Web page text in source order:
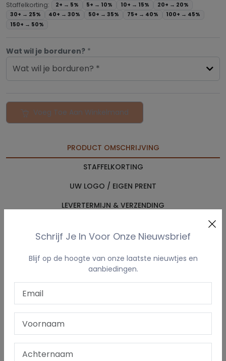
Staffelkorting: 2+ → 5% 5+ → 10% 10+ → 15% 20+ → 20%
30+ → 25% 40+ →30% 50+ →35% 75+ → 40% 100+ → 45%
150+ → 50%
Wat wil je borduren? *
Wat wil je borduren? *
Voeg Toe Aan Winkelmand
PRODUCT OMSCHRIJVING
STAFFELKORTING
UW LOGO / EIGEN PRENT
LEVERTERMIJN & VERZENDING
Licht, trendy & praktisch – gepersonaliseerd rugzakje
uit de Sundae reeks
Deze stijlvolle rugzak uit de zomerseSundae-collectie
ideaal voor kleine uitstappen, school, logeerpartijtjes of als
leuke dagrugzak voor volwassenen.
gecentreerd en perfect zichtbaar.
Hoofdcompartiment met ritssluiting
Voorvak met ritssluiting
Geborduurde voorzijde boven het zakje
Schrijf Je In Voor Onze Nieuwsbrief
Blijf op de hoogte van onze laatste nieuwtjes en
aanbiedingen.